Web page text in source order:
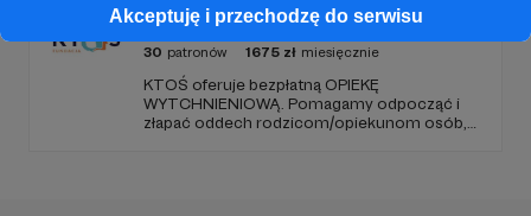
Akceptuję i przechodzę do serwisu
Fundacja KTOŚ
30 patronów 1675 zł miesięcznie
KTOŚ oferuje bezpłatną OPIEKĘ
WYTCHNIENIOWĄ. Pomagamy odpocząć i
złapać oddech rodzicom/opiekunom osób,